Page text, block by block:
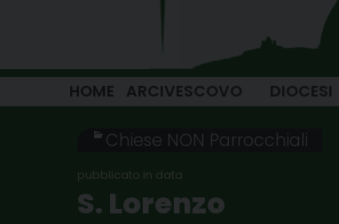
HOME ARCIVESCOVO DIOCESI
Chiese NON Parrocchiali
S. Lorenzo